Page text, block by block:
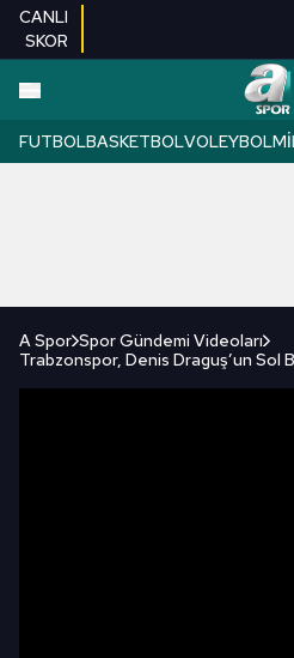
CANLI
SKOR
FUTBOLBASKETBOLVOLEYBOL
A Spor Spor Gündemi Videoları